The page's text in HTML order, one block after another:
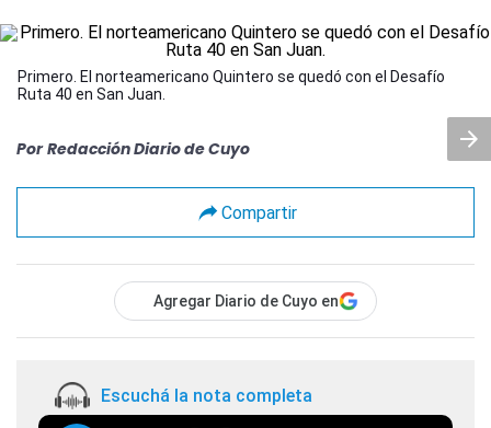
Primero. El norteamericano Quintero se quedó con el Desafío
Ruta 40 en San Juan.
Por Redacción Diario de Cuyo
Compartir
Agregar Diario de Cuyo en
Escuchá la nota completa